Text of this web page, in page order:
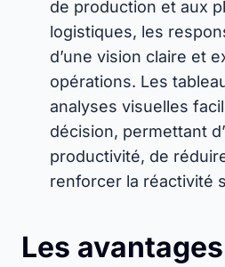
de production et aux
logistiques, les
d’une vision claire et
opérations. Les
analyses visuelles
décision, permettant
productivité, de
renforcer la réactivité
Les